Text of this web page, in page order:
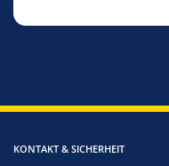
KONTAKT & SICHERHEIT